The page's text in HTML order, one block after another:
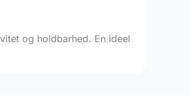
og holdbarhed. En ideel